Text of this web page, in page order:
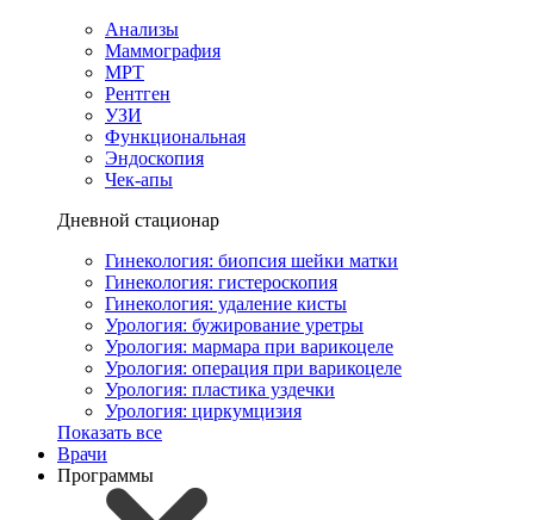
Анализы
Маммография
МРТ
Рентген
УЗИ
Функциональная
Эндоскопия
Чек-апы
Дневной стационар
Гинекология: биопсия шейки матки
Гинекология: гистероскопия
Гинекология: удаление кисты
Урология: бужирование уретры
Урология: мармара при варикоцеле
Урология: операция при варикоцеле
Урология: пластика уздечки
Урология: циркумцизия
Показать все
Врачи
Программы